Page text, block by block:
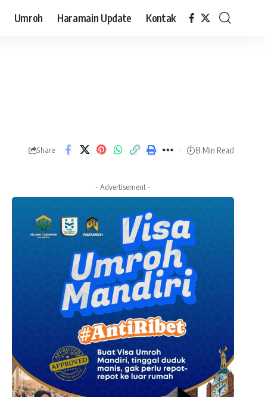
Umroh Haramain Update Kontak
Share 8 Min Read
- Advertisement -